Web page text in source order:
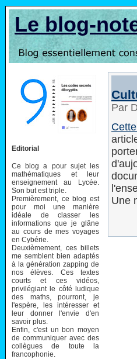
Le blog-
Editorial
Ce blog a pour sujet les
mathématiques et leur
enseignement au Lycée.
Son but est triple.
Premièrement, ce blog est
pour moi une manière
idéale de classer les
informations que je glâne
au cours de mes voyages
en Cybérie.
Deuxièmement, ces billets
me semblent bien adaptés
à la génération zapping de
nos élèves. Ces textes
courts et ces vidéos,
privilégiant le côté ludique
des maths, pourront, je
l'espère, les intéresser et
leur donner l'envie d'en
savoir plus.
Enfin, c'est un bon moyen
de communiquer avec des
collègues de toute la
francophonie.
Par
Une